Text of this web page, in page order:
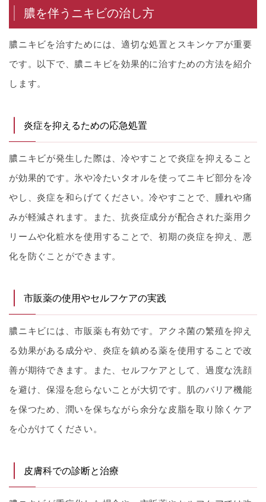
膿を伴うニキビの治し方
膿ニキビを治すためには、適切な処置とスキンケアが重要
です。以下で、膿ニキビを効果的に治すための方法を紹介
します。
炎症を抑えるための応急処置
膿ニキビが発生した際は、冷やすことで炎症を抑えること
が効果的です。氷や冷たいタオルを使ってニキビ部分を冷
やし、炎症を和らげてください。冷やすことで、腫れや痛
みが軽減されます。また、抗炎症成分が配合された薬用ク
リームや化粧水を使用することで、初期の炎症を抑え、悪
化を防ぐことができます。
市販薬の使用やセルフケアの実践
膿ニキビには、市販薬も有効です。アクネ菌の繁殖を抑え
る効果がある成分や、炎症を鎮める薬を使用することで改
善が期待できます。また、セルフケアとして、過度な洗顔
を避け、保湿を怠らないことが大切です。肌のバリア機能
を保つため、潤いを保ちながら余分な皮脂を取り除くケア
を心がけてください。
皮膚科での診断と治療